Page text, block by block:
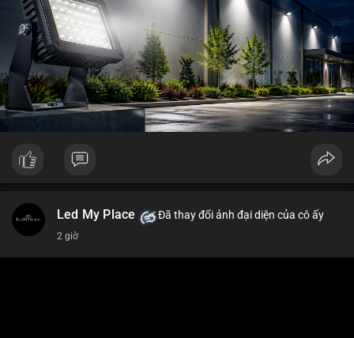
Led My Place Đã thay đổi ảnh đại diện của cô ấy
2 giờ